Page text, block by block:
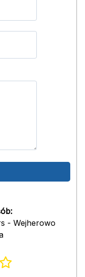
- Wejherowo